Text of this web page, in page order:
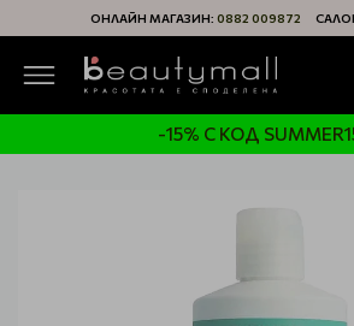
ОНЛАЙН МАГАЗИН: 0882 009872
-15% С КОД